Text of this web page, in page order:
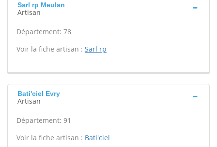
Sarl rp Meulan
Artisan
Département: 78
Voir la fiche artisan : Sarl rp
Bati'ciel Evry
Artisan
Département: 91
Voir la fiche artisan : Bati'ciel